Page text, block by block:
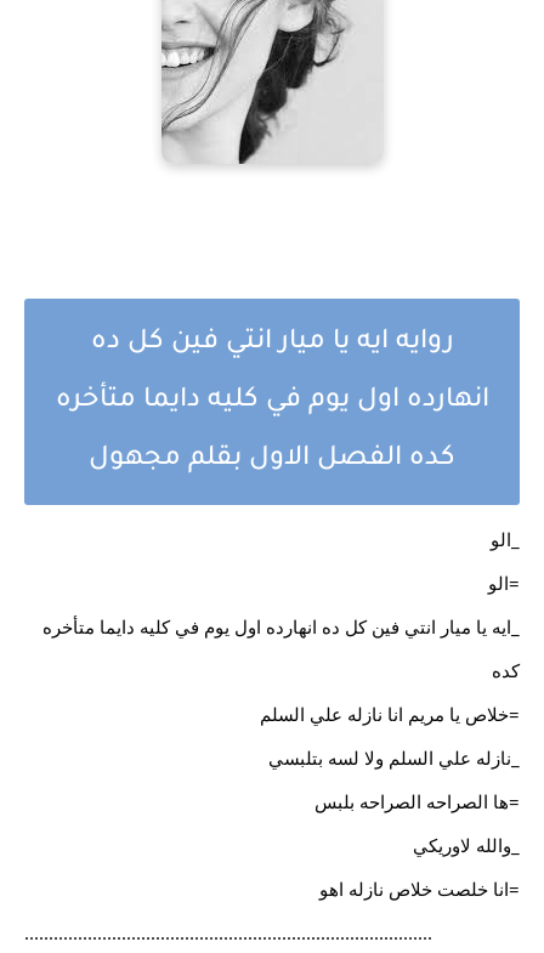
روايه ايه يا ميار انتي فين كل ده
انهارده اول يوم في كليه دايما متأخره
كده الفصل الاول بقلم مجهول
_الو
=الو
_ايه يا ميار انتي فين كل ده انهارده اول يوم في كليه دايما متأخره
كده
=خلاص يا مريم انا نازله علي السلم
_نازله علي السلم ولا لسه بتلبسي
=ها الصراحه الصراحه بلبس
_والله لاوريكي
=انا خلصت خلاص نازله اهو
....................................................................................